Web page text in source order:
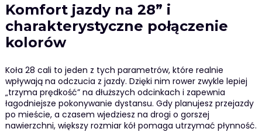
Komfort jazdy na 28” i
charakterystyczne połączenie
kolorów
Koła 28 cali to jeden z tych parametrów, które realnie
wpływają na odczucia z jazdy. Dzięki nim rower zwykle lepiej
„trzyma prędkość” na dłuższych odcinkach i zapewnia
łagodniejsze pokonywanie dystansu. Gdy planujesz przejazdy
po mieście, a czasem wjedziesz na drogi o gorszej
nawierzchni, większy rozmiar kół pomaga utrzymać płynność.